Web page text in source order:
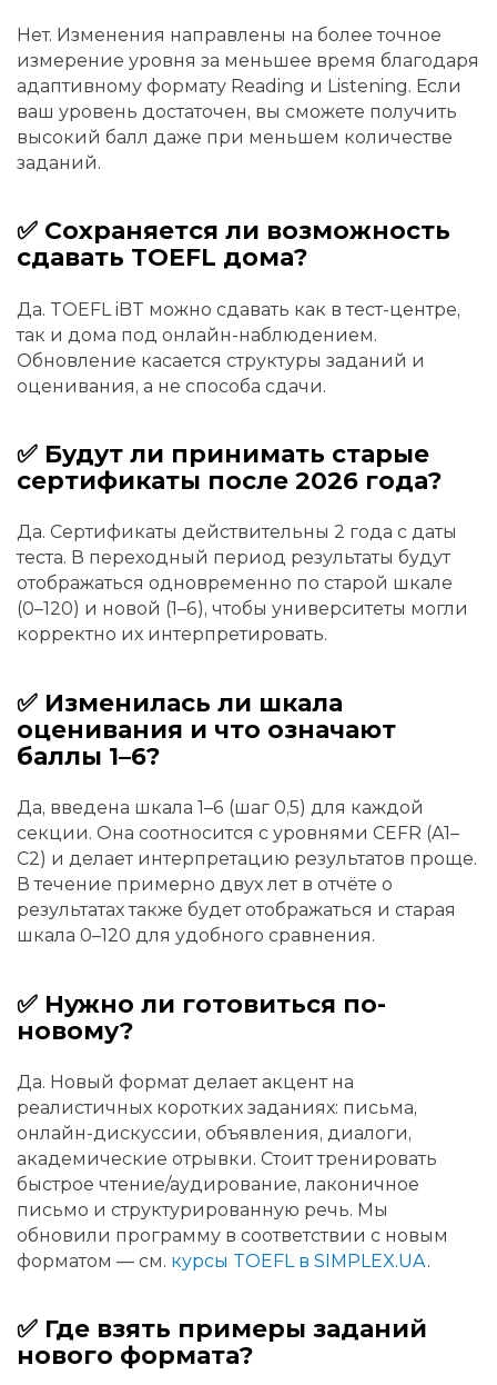
Нет. Изменения направлены на более точное
измерение уровня за меньшее время благодаря
адаптивному формату Reading и Listening. Если
ваш уровень достаточен, вы сможете получить
высокий балл даже при меньшем количестве
заданий.
✅ Сохраняется ли возможность
сдавать TOEFL дома?
Да. TOEFL iBT можно сдавать как в тест-центре,
так и дома под онлайн-наблюдением.
Обновление касается структуры заданий и
оценивания, а не способа сдачи.
✅ Будут ли принимать старые
сертификаты после 2026 года?
Да. Сертификаты действительны 2 года с даты
теста. В переходный период результаты будут
отображаться одновременно по старой шкале
(0–120) и новой (1–6), чтобы университеты могли
корректно их интерпретировать.
✅ Изменилась ли шкала
оценивания и что означают
баллы 1–6?
Да, введена шкала 1–6 (шаг 0,5) для каждой
секции. Она соотносится с уровнями CEFR (A1–
C2) и делает интерпретацию результатов проще.
В течение примерно двух лет в отчёте о
результатах также будет отображаться и старая
шкала 0–120 для удобного сравнения.
✅ Нужно ли готовиться по-
новому?
Да. Новый формат делает акцент на
реалистичных коротких заданиях: письма,
онлайн-дискуссии, объявления, диалоги,
академические отрывки. Стоит тренировать
быстрое чтение/аудирование, лаконичное
письмо и структурированную речь. Мы
обновили программу в соответствии с новым
форматом — см. курсы TOEFL в SIMPLEX.UA.
✅ Где взять примеры заданий
нового формата?